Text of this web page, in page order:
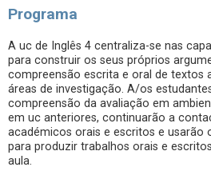
Programa
A uc de Inglês 4 centraliza-se nas
para construir os seus próprios
compreensão escrita e oral de textos
áreas de investigação. A/os
compreensão da avaliação em
em uc anteriores, continuarão a
académicos orais e escritos e usarão
para produzir trabalhos orais e
aula.